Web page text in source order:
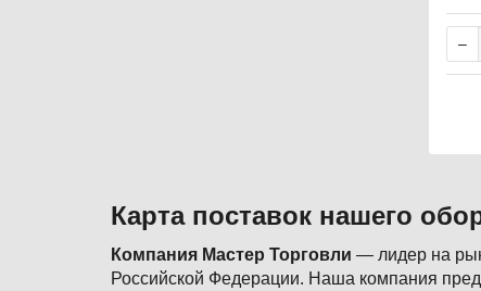
20В,
Карта поставок нашего
Компания Мастер Торговли — лидер на
Российской Федерации. Наша компания